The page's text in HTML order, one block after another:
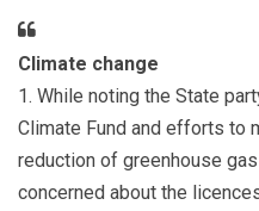
Climate change
1. While noting the State
Climate Fund and efforts to
reduction of greenhouse
concerned about the